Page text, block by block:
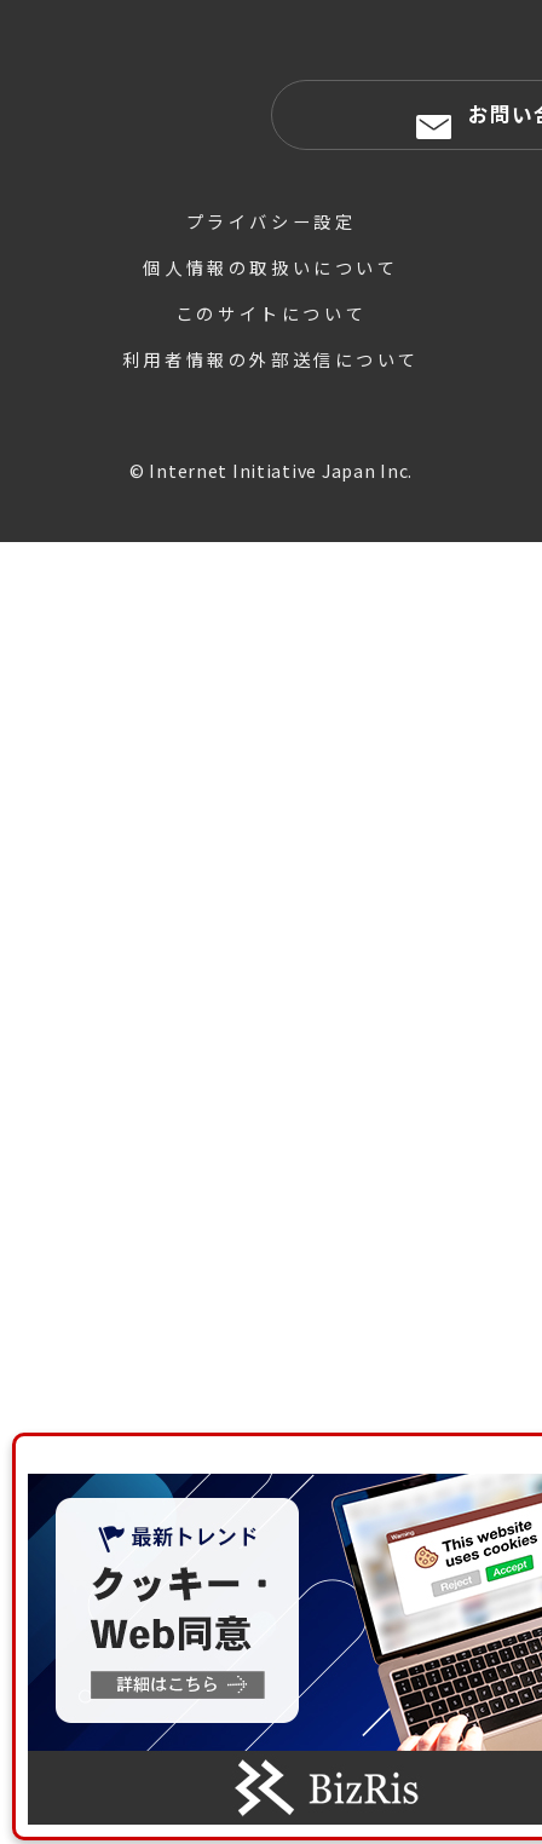
プライバシー設定
個人情報の取扱いについて
このサイトについて
利用者情報の外部送信について
お問い
© Internet Initiative Japan Inc.